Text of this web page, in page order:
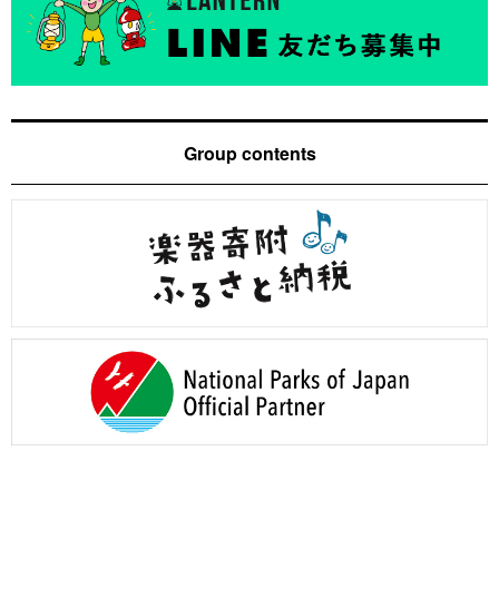
Group contents